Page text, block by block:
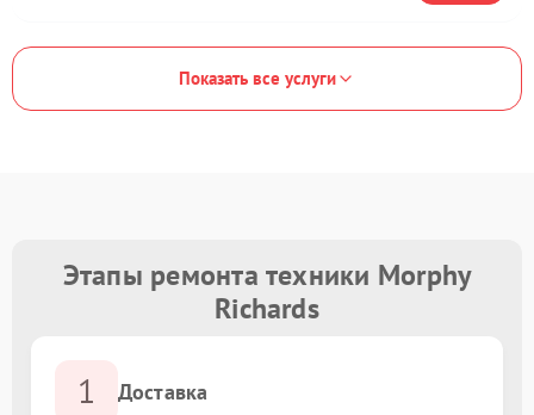
Показать все услуги
Этапы ремонта техники Morphy
Richards
1 Доставка